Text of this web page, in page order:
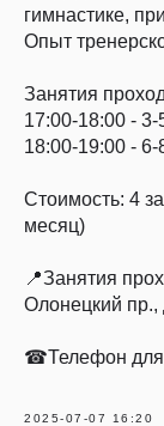
гимнастике,
Опыт
Занятия
17:00-18:00 - 3-
18:00-19:00 - 6-
Стоимость: 4
месяц)
📍Занятия
Олонецкий пр.,
☎Телефон для
2025-07-07 16:20